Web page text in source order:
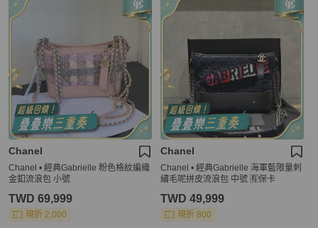
Chanel
Chanel • 經典Gabrielle 粉色格紋編織
金釦流浪包 小號
TWD 69,999
現折 2,000
Chanel
Chanel • 經典Gabrielle 海軍藍限量刺
繡毛呢拼皮流浪包 中號 🈶保卡
TWD 49,999
現折 800